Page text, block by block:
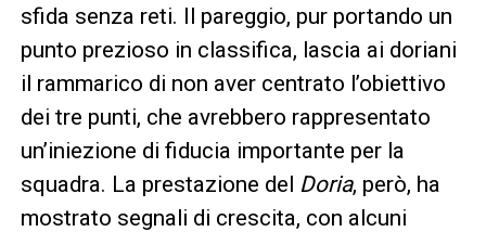
sfida senza reti. Il pareggio, pur portando un
punto prezioso in classifica, lascia ai doriani
il rammarico di non aver centrato l’obiettivo
dei tre punti, che avrebbero rappresentato
un’iniezione di fiducia importante per la
squadra. La prestazione del Doria, però, ha
mostrato segnali di crescita, con alcuni